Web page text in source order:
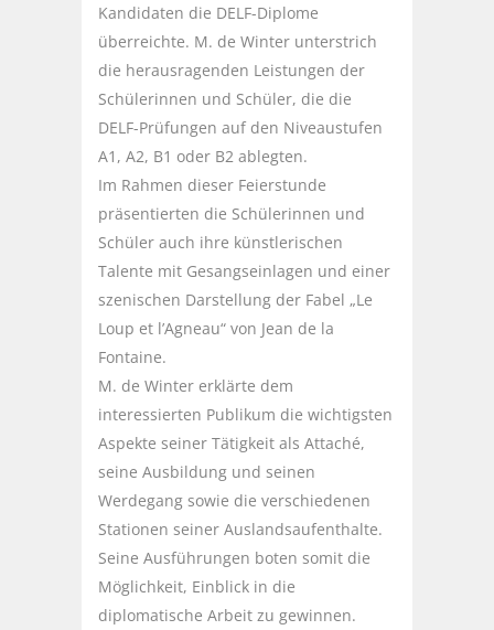
Kandidaten die DELF-Diplome
überreichte. M. de Winter unterstrich
die herausragenden Leistungen der
Schülerinnen und Schüler, die die
DELF-Prüfungen auf den Niveaustufen
A1, A2, B1 oder B2 ablegten.
Im Rahmen dieser Feierstunde
präsentierten die Schülerinnen und
Schüler auch ihre künstlerischen
Talente mit Gesangseinlagen und einer
szenischen Darstellung der Fabel „Le
Loup et l’Agneau“ von Jean de la
Fontaine.
M. de Winter erklärte dem
interessierten Publikum die wichtigsten
Aspekte seiner Tätigkeit als Attaché,
seine Ausbildung und seinen
Werdegang sowie die verschiedenen
Stationen seiner Auslandsaufenthalte.
Seine Ausführungen boten somit die
Möglichkeit, Einblick in die
diplomatische Arbeit zu gewinnen.